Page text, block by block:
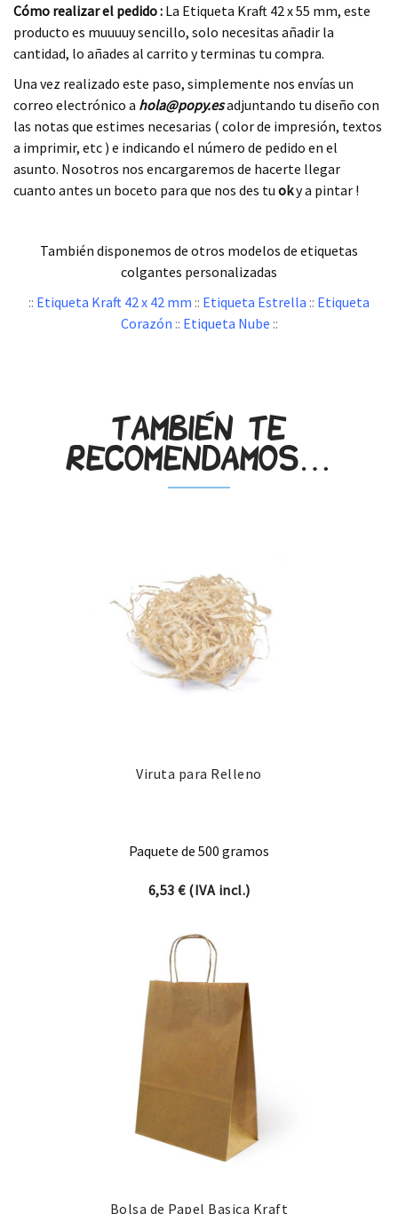
Cómo realizar el pedido : La Etiqueta Kraft 42 x 55 mm, este
producto es muuuuy sencillo, solo necesitas añadir la
cantidad, lo añades al carrito y terminas tu compra.
Una vez realizado este paso, simplemente nos envías un
correo electrónico a hola@popy.esadjuntando tu diseño con
las notas que estimes necesarias ( color de impresión, textos
a imprimir, etc ) e indicando el número de pedido en el
asunto. Nosotros nos encargaremos de hacerte llegar
cuanto antes un boceto para que nos des tu oky a pintar !
También disponemos de otros modelos de etiquetas
colgantes personalizadas
:: Etiqueta Kraft 42 x 42 mm :: Etiqueta Estrella :: Etiqueta
Corazón :: Etiqueta Nube ::
También te
recomendamos…
Viruta para Relleno
Paquete de 500 gramos
6,53 €(IVA incl.)
Bolsa de Papel Basica Kraft